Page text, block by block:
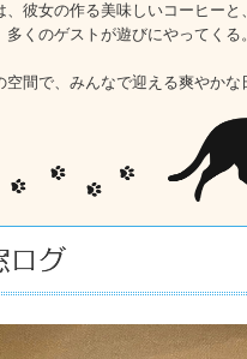
、彼女の作る美味しいコーヒーと
くのゲストが遊びにやってくる。
空間で、みんなで迎える爽やかな